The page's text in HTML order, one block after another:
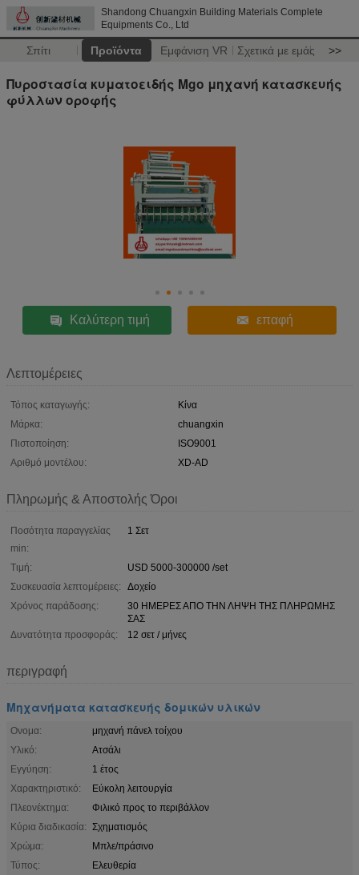
Shandong Chuangxin Building Materials Complete
Equipments Co., Ltd
Σπίτι Προϊόντα Εμφάνιση VR Σχετικά με εμάς >>
Πυροστασία κυματοειδής Mgo μηχανή κατασκευής
φύλλων οροφής
Καλύτερη τιμή επαφή
Λεπτομέρειες
Τόπος καταγωγής:
Κίνα
Μάρκα:
chuangxin
Πιστοποίηση:
ISO9001
Αριθμό μοντέλου:
XD-AD
Πληρωμής & Αποστολής Όροι
Ποσότητα παραγγελίας
min:
1 Σετ
Τιμή:
USD 5000-300000 /set
Συσκευασία λεπτομέρειες:
Δοχείο
Χρόνος παράδοσης:
30 ΗΜΕΡΕΣ ΑΠΟ ΤΗΝ ΛΗΨΗ ΤΗΣ ΠΛΗΡΩΜΗΣ
ΣΑΣ
Δυνατότητα προσφοράς:
12 σετ / μήνες
περιγραφή
Μηχανήματα κατασκευής δομικών υλικών
Ονομα:
μηχανή πάνελ τοίχου
Υλικό:
Ατσάλι
Εγγύηση:
1 έτος
Χαρακτηριστικό:
Εύκολη λειτουργία
Πλεονέκτημα:
Φιλικό προς το περιβάλλον
Κύρια διαδικασία: Σχηματισμός
Χρώμα:
Μπλε/πράσινο
Τύπος:
Ελευθερία